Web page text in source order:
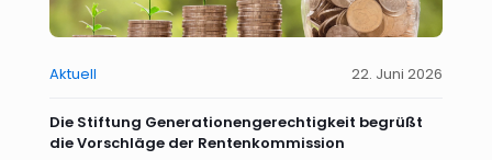
Aktuell 22. Juni 2026
Die Stiftung Generationengerechtigkeit begrüßt
die Vorschläge der Rentenkommission